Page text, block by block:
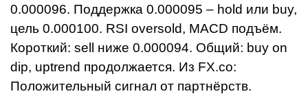
0.000096. Поддержка 0.000095 – hold или buy,
цель 0.000100. RSI oversold, MACD подъём.
Короткий: sell ниже 0.000094. Общий: buy on
dip, uptrend продолжается. Из FX.co:
Положительный сигнал от партнёрств.